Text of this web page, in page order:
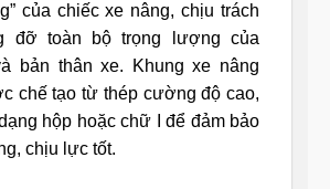
của chiếc xe nâng, chịu trách
đỡ toàn bộ trọng lượng của
bản thân xe. Khung xe nâng
chế tạo từ thép cường độ cao,
hộp hoặc chữ I để đảm bảo
chịu lực tốt.